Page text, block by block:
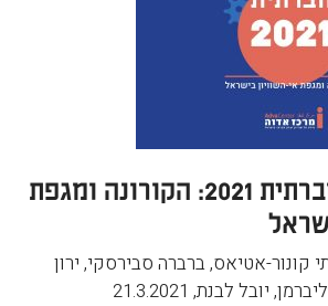
תמונת מצב חברתית 2021: הקורונה ומגפת
קונור-אטיאס, ברברה סבירסקי, ירון
יובל לבנת,
21.3.2021